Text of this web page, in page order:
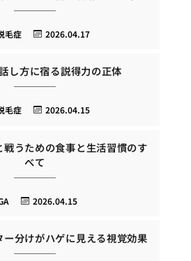
2026.04.17
毛症
し方に宿る説得力の正体
2026.04.15
毛症
うための食事と生活習慣のす
べて
2026.04.15
分けがハゲに見える視覚効果